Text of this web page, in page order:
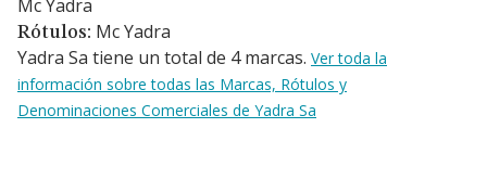
Mc Yadra
Rótulos: Mc Yadra
Yadra Sa tiene un total de 4 marcas. Ver toda la
información sobre todas las Marcas, Rótulos y
Denominaciones Comerciales de Yadra Sa